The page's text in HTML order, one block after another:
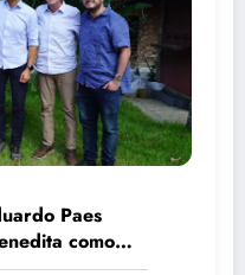
Paes
como